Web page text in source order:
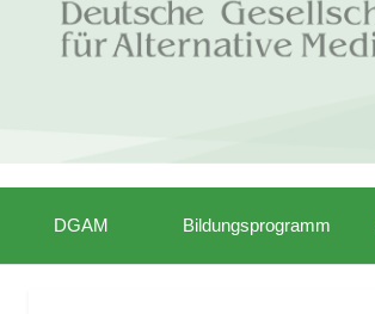
DGAM Bildungsprogramm